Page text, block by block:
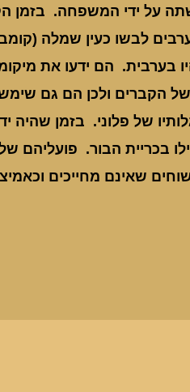
על ידי המשפחה. בזמן
לבשו כעין שמלה
בערבית. הם ידעו את
הקברים ולכן הם גם שימשו
של פלוני. בזמן שהיה
בכריית הבור. פועליהם
שאינם מחייכים